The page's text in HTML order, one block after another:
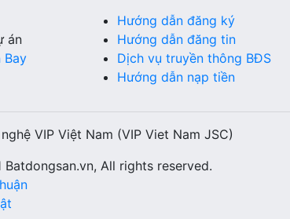
án
Bay
Hướng dẫn đăng ký
Hướng dẫn đăng tin
Dịch vụ truyền thông BĐS
Hướng dẫn nạp tiền
VIP Việt Nam (VIP Viet Nam JSC)
All rights reserved.